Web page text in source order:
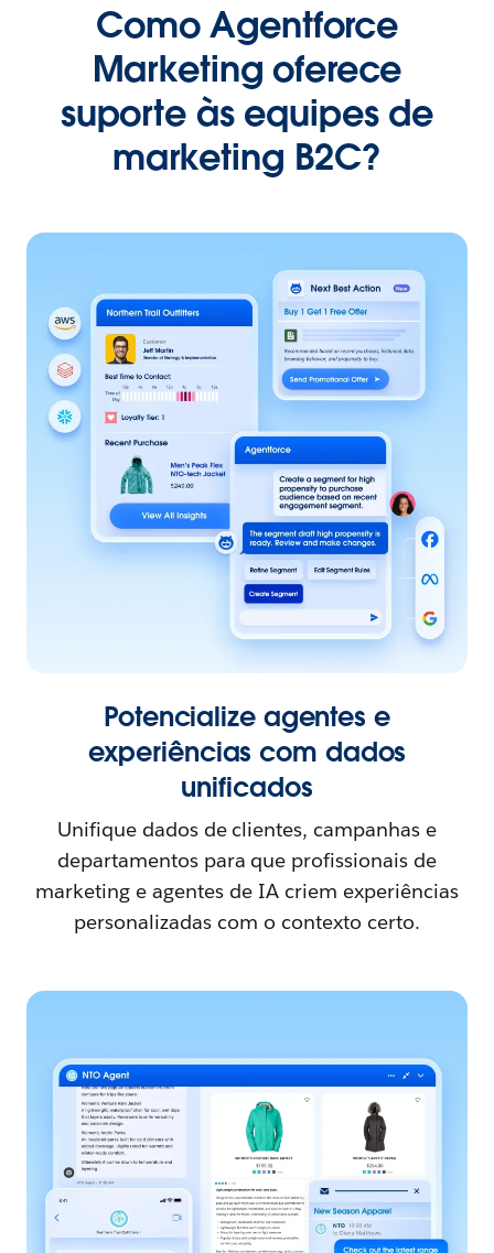
Como Agentforce
Marketing oferece
suporte às equipes de
marketing B2C?
Potencialize agentes e
experiências com dados
unificados
Unifique dados de clientes, campanhas e
departamentos para que profissionais de
marketing e agentes de IA criem experiências
personalizadas com o contexto certo.